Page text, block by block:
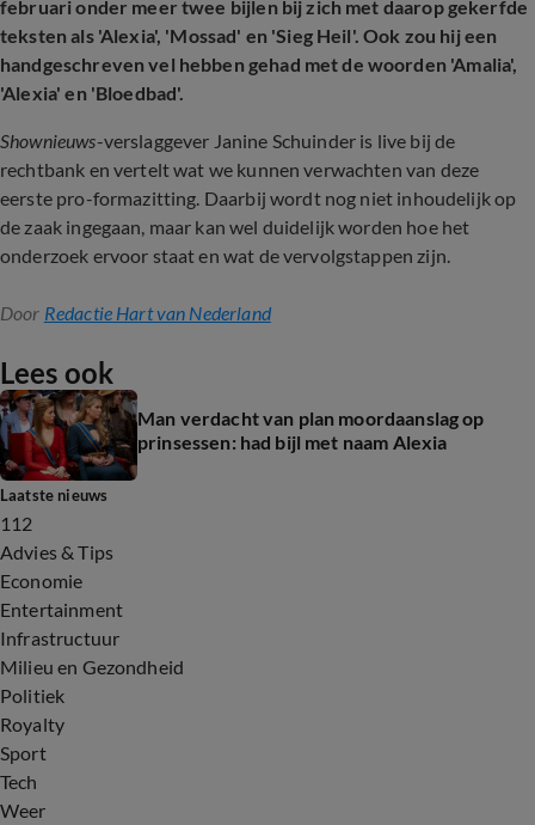
februari onder meer twee bijlen bij zich met daarop gekerfde
teksten als 'Alexia', 'Mossad' en 'Sieg Heil'. Ook zou hij een
handgeschreven vel hebben gehad met de woorden 'Amalia',
'Alexia' en 'Bloedbad'.
Shownieuws-verslaggever Janine Schuinder is live bij de
rechtbank en vertelt wat we kunnen verwachten van deze
eerste pro-formazitting. Daarbij wordt nog niet inhoudelijk op
de zaak ingegaan, maar kan wel duidelijk worden hoe het
onderzoek ervoor staat en wat de vervolgstappen zijn.
Door Redactie Hart van Nederland
Lees ook
Man verdacht van plan moordaanslag op
prinsessen: had bijl met naam Alexia
Laatste nieuws
112
Advies & Tips
Economie
Entertainment
Infrastructuur
Milieu en Gezondheid
Politiek
Royalty
Sport
Tech
Weer